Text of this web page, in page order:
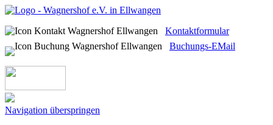
Kontaktformular
Buchungs-EMail
Navigation überspringen